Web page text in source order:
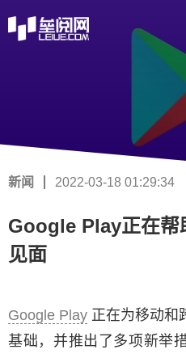
新闻 2022-03-18 01:29:34
Google Play正在帮
见面
Google Play 正在为移动和
基础，并推出了多项新举